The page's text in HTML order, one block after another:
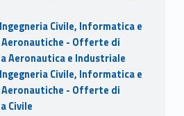
Civile, Informatica e
- Offerte di
Aeronautica e Industriale
Civile, Informatica e
- Offerte di
Civile